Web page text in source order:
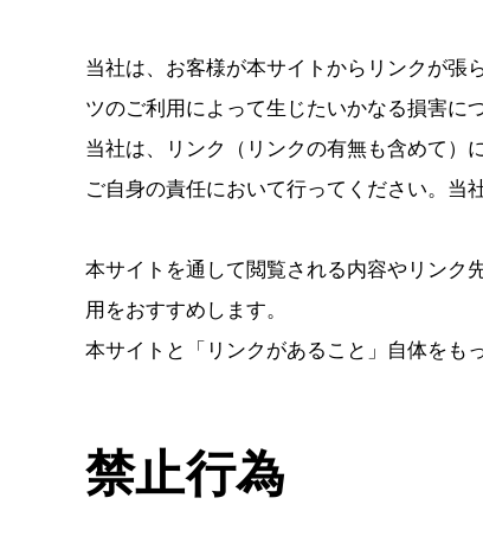
当社は、お客様が本サイトからリンクが張
ツのご利用によって生じたいかなる損害に
当社は、リンク（リンクの有無も含めて）
ご自身の責任において行ってください。当
本サイトを通して閲覧される内容やリンク
用をおすすめします。
本サイトと「リンクがあること」自体をも
禁止行為